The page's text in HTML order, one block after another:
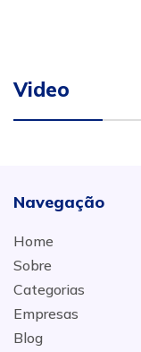
Video
Navegação
Home
Sobre
Categorias
Empresas
Blog